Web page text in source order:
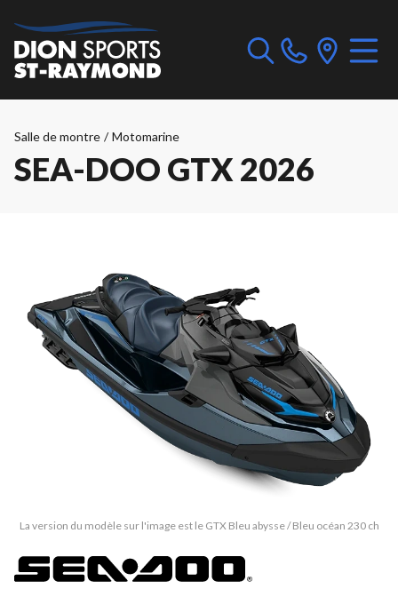
Salle de montre / Motomarine
SEA-DOO GTX 2026
La version du modèle sur l'image est le GTX Bleu abysse / Bleu océan 230 ch